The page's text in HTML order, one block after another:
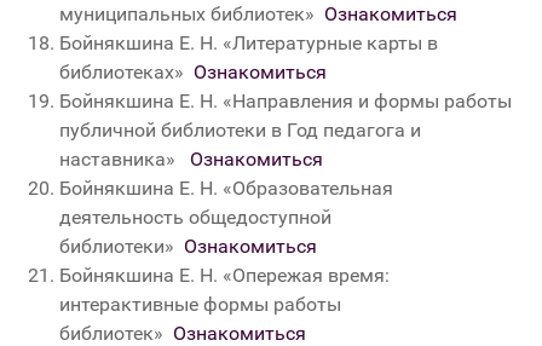
муниципальных библиотек» Ознакомиться
Бойнякшина Е. Н. «Литературные карты в
библиотеках» Ознакомиться
Бойнякшина Е. Н. «Направления и формы работы
публичной библиотеки в Год педагога и
наставника»
Ознакомиться
Бойнякшина Е. Н. «Образовательная
деятельность общедоступной
библиотеки» Ознакомиться
Бойнякшина Е. Н. «Опережая время:
интерактивные формы работы
библиотек» Ознакомиться